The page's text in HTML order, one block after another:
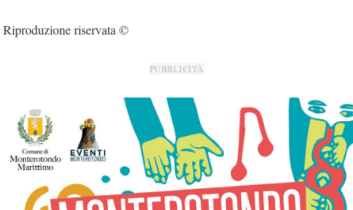
Riproduzione riservata ©
PUBBLICITÀ